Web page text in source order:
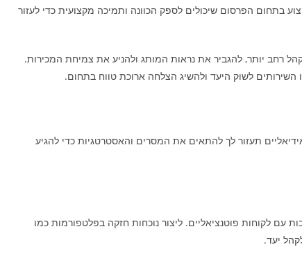
בתחום הפרסום שיכולים לספק הכוונה ותמיכה מקצועית כדי לעזור
רחב יותר, להגביר את נראות המותג ולהניע את צמיחת המכירות.
לשוק היעד ולהשיג הצלחה ארוכת טווח בתחום.
תעזור לך להתאים את המסרים והאסטרטגיות כדי להגיע
עם לקוחות פוטנציאליים. ליצור נוכחות חזקה בפלטפורמות כמו
יעד.